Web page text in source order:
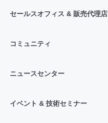
セールスオフィス & 販売代理店
コミュニティ
ニュースセンター
イベント & 技術セミナー